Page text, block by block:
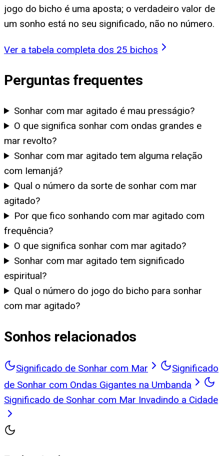
jogo do bicho é uma aposta; o verdadeiro valor de
um sonho está no seu significado, não no número.
Ver a tabela completa dos 25 bichos
Perguntas frequentes
Sonhar com mar agitado é mau presságio?
O que significa sonhar com ondas grandes e
mar revolto?
Sonhar com mar agitado tem alguma relação
com Iemanjá?
Qual o número da sorte de sonhar com mar
agitado?
Por que fico sonhando com mar agitado com
frequência?
O que significa sonhar com mar agitado?
Sonhar com mar agitado tem significado
espiritual?
Qual o número do jogo do bicho para sonhar
com mar agitado?
Sonhos relacionados
Significado de Sonhar com Mar
Significado
de Sonhar com Ondas Gigantes na Umbanda
Significado de Sonhar com Mar Invadindo a Cidade